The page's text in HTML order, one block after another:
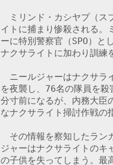
ミリンド・カシヤプ（ス
イトに捕まり惨殺される。
ーに特別警察官（SPO）と
ナクサライトに加わり訓練
ニールジャーはナクサラ
を夜襲し、76名の隊員を
分寸前になるが、内務大臣
なナクサライト掃討作戦の
その情報を察知したラン
ジャーはナクサライトのキ
の子供を失ってしまう。最